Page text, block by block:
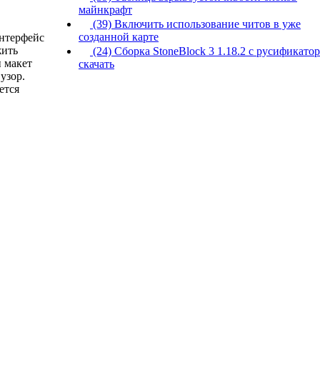
макет
майнкрафт
(39) Включить использование читов в уже
созданной карте
(24) Сборка StoneBlock 3 1.18.2 с
скачать